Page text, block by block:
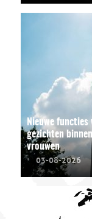
Nieuwe
gezichten
vrouwen
03-08-2026